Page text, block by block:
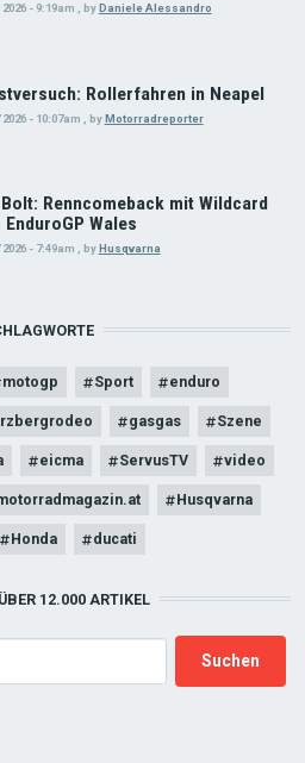
- 9:19am , by Daniele Alessandro
Rollerfahren in Neapel
- 10:07am byMotorradreporter
Renncomeback mit Wildcard
EnduroGP Wales
- 7:49am byHusqvarna
motogp Sport enduro
gasgas Szene
eicma ServusTV video
Husqvarna
Honda ducati
12.000 ARTIKEL